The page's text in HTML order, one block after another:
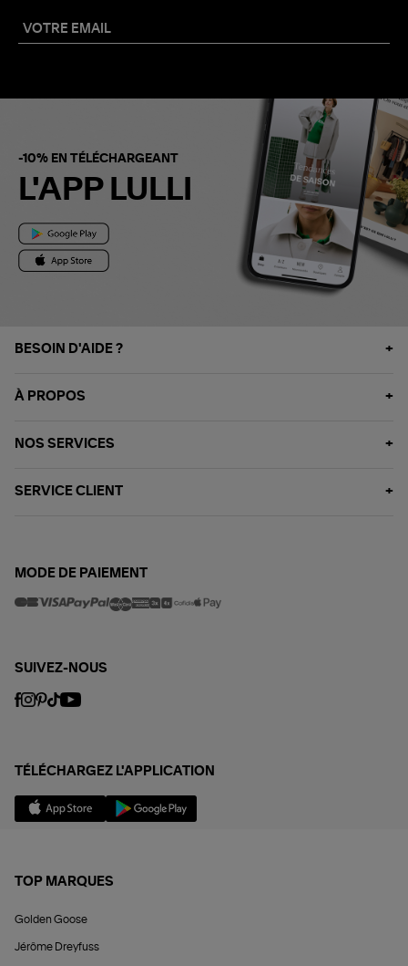
-10% EN TÉLÉCHARGEANT
L'APP LULLI
BESOIN D'AIDE ?
À PROPOS
NOS SERVICES
SERVICE CLIENT
MODE DE PAIEMENT
SUIVEZ-NOUS
TÉLÉCHARGEZ L'APPLICATION
TOP MARQUES
Golden Goose
Jérôme Dreyfuss